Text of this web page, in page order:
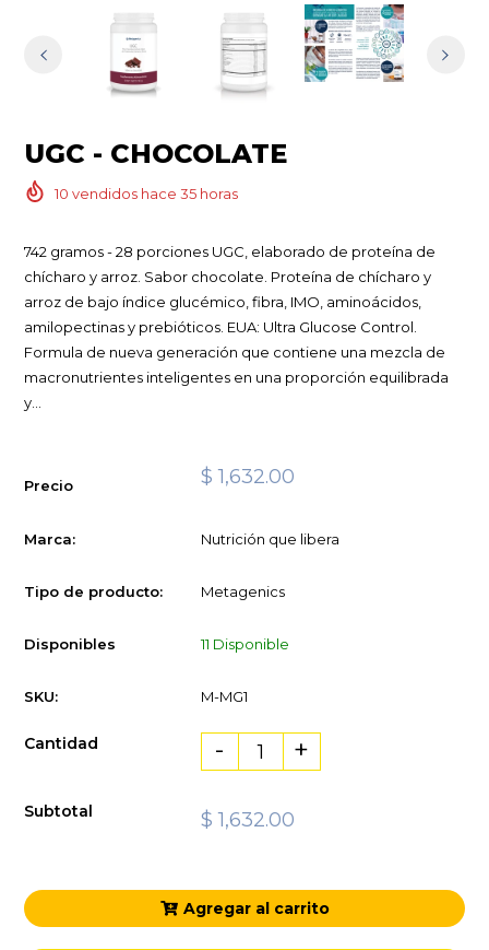
UGC - CHOCOLATE
10 vendidos hace35 horas
742 gramos - 28 porciones UGC, elaborado de proteína de
chícharo y arroz. Sabor chocolate. Proteína de chícharo y
arroz de bajo índice glucémico, fibra, IMO, aminoácidos,
amilopectinas y prebióticos. EUA: Ultra Glucose Control.
Formula de nueva generación que contiene una mezcla de
macronutrientes inteligentes en una proporción equilibrada
y...
Precio $ 1,632.00
Marca: Nutrición que libera
Tipo de producto: Metagenics
Disponibles 11 Disponible
SKU: M-MG1
Cantidad - +
Subtotal $ 1,632.00
Agregar al carrito